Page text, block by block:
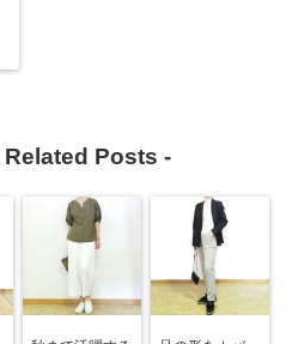
Related Posts -